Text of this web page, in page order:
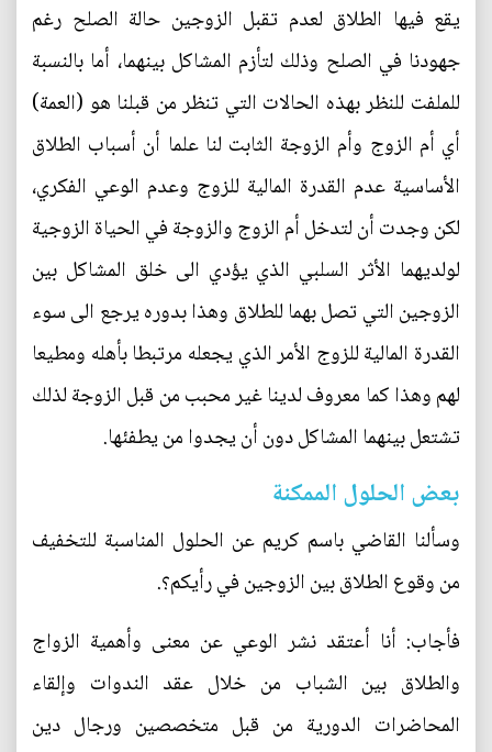
يقع فيها الطلاق لعدم تقبل الزوجين حالة الصلح رغم
جهودنا في الصلح وذلك لتأزم المشاكل بينهما، أما بالنسبة
للملفت للنظر بهذه الحالات التي تنظر من قبلنا هو (العمة)
أي أم الزوج وأم الزوجة الثابت لنا علما أن أسباب الطلاق
الأساسية عدم القدرة المالية للزوج وعدم الوعي الفكري،
لكن وجدت أن لتدخل أم الزوج والزوجة في الحياة الزوجية
لولديهما الأثر السلبي الذي يؤدي الى خلق المشاكل بين
الزوجين التي تصل بهما للطلاق وهذا بدوره يرجع الى سوء
القدرة المالية للزوج الأمر الذي يجعله مرتبطا بأهله ومطيعا
لهم وهذا كما معروف لدينا غير محبب من قبل الزوجة لذلك
تشتعل بينهما المشاكل دون أن يجدوا من يطفئها.
بعض الحلول الممكنة
وسألنا القاضي باسم كريم عن الحلول المناسبة للتخفيف
من وقوع الطلاق بين الزوجين في رأيكم؟.
فأجاب: أنا أعتقد نشر الوعي عن معنى وأهمية الزواج
والطلاق بين الشباب من خلال عقد الندوات وإلقاء
المحاضرات الدورية من قبل متخصصين ورجال دين